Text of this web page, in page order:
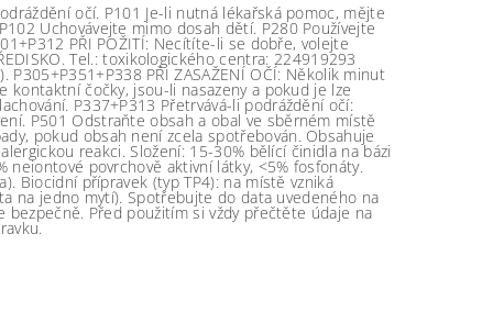
očí. P101 Je-li nutná lékařská pomoc, mějte
Uchovávejte mimo dosah dětí. P280 Používejte
PŘI POŽITÍ: Necítíte-li se dobře, volejte
Tel.: toxikologického centra: 224919293
PŘI ZASAŽENÍ OČÍ: Několik minut
kontaktní čočky, jsou-li nasazeny a pokud je lze
P337+P313 Přetrvává-li podráždění očí:
P501 Odstraňte obsah a obal ve sběrném místě
pokud obsah není zcela spotřebován. Obsahuje
reakci. Složení: 15-30% bělící činidla na bázi
neiontové povrchově aktivní látky, <5% fosfonáty.
Biocidní přípravek (typ TP4): na místě vzniká
na jedno mytí). Spotřebujte do data uvedeného na
bezpečně. Před použitím si vždy přečtěte údaje na